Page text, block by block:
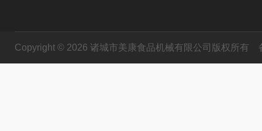
Copyright © 2026 诸城市美康食品机械有限公司版权所有